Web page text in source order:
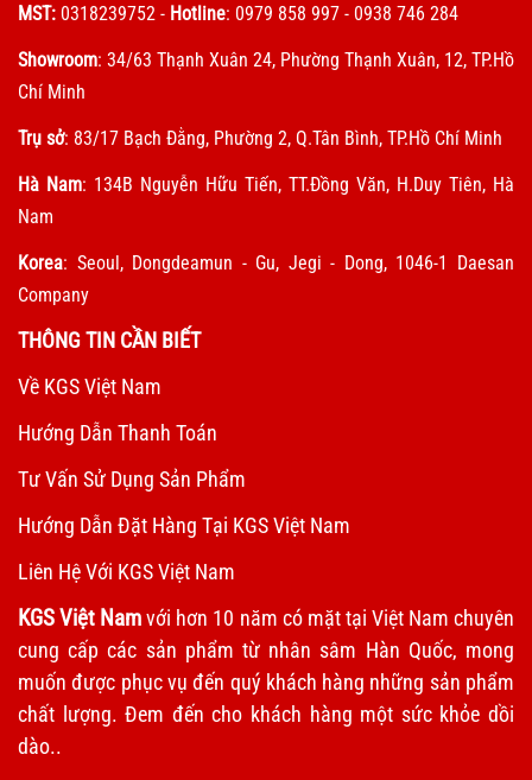
MST: 0318239752 - Hotline: 0979 858 997 - 0938 746 284
Showroom: 34/63 Thạnh Xuân 24, Phường Thạnh Xuân, 12, TP.Hồ
Chí Minh
Trụ sở: 83/17 Bạch Đằng, Phường 2, Q.Tân Bình, TP.Hồ Chí Minh
Hà Nam: 134B Nguyễn Hữu Tiến, TT.Đồng Văn, H.Duy Tiên, Hà
Nam
Korea: Seoul, Dongdeamun - Gu, Jegi - Dong, 1046-1 Daesan
Company
THÔNG TIN CẦN BIẾT
Về KGS Việt Nam
Hướng Dẫn Thanh Toán
Tư Vấn Sử Dụng Sản Phẩm
Hướng Dẫn Đặt Hàng Tại KGS Việt Nam
Liên Hệ Với KGS Việt Nam
KGS Việt Namvới hơn 10 năm có mặt tại Việt Nam chuyên
cung cấp các sản phẩm từ nhân sâm Hàn Quốc, mong
muốn được phục vụ đến quý khách hàng những sản phẩm
chất lượng. Đem đến cho khách hàng một sức khỏe dồi
dào..